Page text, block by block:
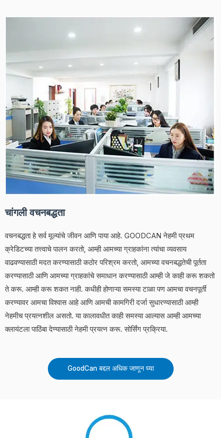
चांगली वचनबद्धता
वचनबद्धता हे सर्व मूल्यांचे जीवन आणि पाया आहे. GOODCAN नेहमी प्रथम
क्रेडिटच्या तत्त्वाचे पालन करतो, आम्ही आमच्या ग्राहकांना त्यांचा व्यवसाय
वाढवण्यासाठी मदत करण्यासाठी कठोर परिश्रम करतो, आमच्या वचनबद्धतेची पूर्तता
करण्यासाठी आणि आमच्या ग्राहकांचे समाधान करण्यासाठी आम्ही जे काही करू शकतो
ते करू. आम्ही करू शकत नाही. कधीही होणाऱ्या समस्या टाळा पण आमचा वचनपूर्ती
करण्यावर आमचा विश्वास आहे आणि आमची कामगिरी दर्जा सुधारण्यासाठी आम्ही
नेहमीच प्रयत्नशील असतो. या कालावधीत काही समस्या आल्यास आम्ही आमच्या
क्लायंटला पाठिंबा देण्यासाठी नेहमी प्रयत्न करू. सोर्सिंग प्रक्रिया.
GoodCan बद्दल अधिक जाणून घ्या